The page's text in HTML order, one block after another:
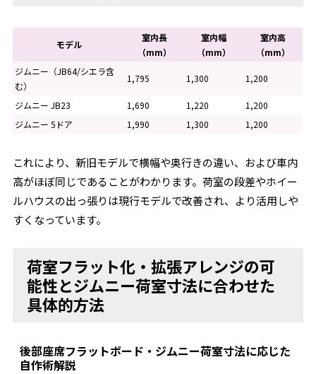
モデル
室内長
（mm）
室内幅
（mm）
室内高
（mm）
ジムニー（JB64/シエラ含
む）
1,795 1,300 1,200
ジムニー JB23 1,690 1,220
1,200
ジムニー 5ドア
1,990 1,300 1,200
これにより、新旧モデルで横幅や奥行きの違い、および車内
高がほぼ同じであることがわかります。荷室の段差やホイー
ルハウスの出っ張りは現行モデルで改善され、より活用しや
すくなっています。
荷室フラット化・拡張アレンジの可
能性とジムニー荷室寸法に合わせた
具体的方法
後部座席フラットボード・ジムニー荷室寸法に応じた
自作術解説